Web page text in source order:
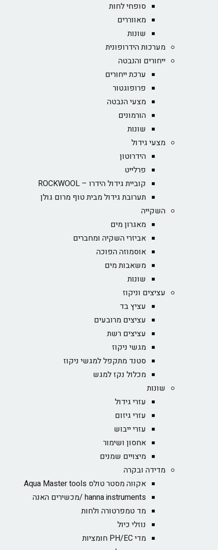
סופחי לחות
מאווררים
שונות
מערכות הידרופונית
ייחורים והנבטה
ערכת ייחורים
פרופוגטור
מצעי הנבטה
הורמונים
שונות
מצעי גידול
הידרוטון
פרלייט
קוביית גידול הידרו – ROCKWOOL‏
תערובת גידול מבית טוף מרום גולן
השקייה
מאגרון מים
אביזרי השקיה ומחברים
אוסמוזה הפוכה
משאבות מים
שונות
עציצים וניקוז
עציץ בד
עציצים מרובעים
עציצים רשת
מגשי ניקוז
סטנד מתקפל למגשי ניקוז
מכלול נקז למגש
שונות
עזרי גידול
עזרי גיזום
עזרי ייבוש
אחסון ושימור
מיצויים שמנים
מדידה ובקרה
אקווה מסטר טולס Aqua Master tools
hanna instruments /מכשירים האנה
מד טמפרטורה ולחות
נוזלי כיול
מדי PH/EC חומציות